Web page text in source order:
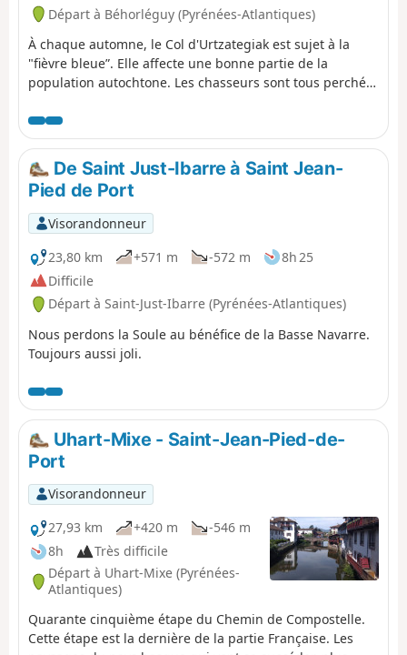
Départ à Béhorléguy (Pyrénées-Atlantiques)
À chaque automne, le Col d'Urtzategiak est sujet à la
"fièvre bleue”. Elle affecte une bonne partie de la
population autochtone. Les chasseurs sont tous perchés
la palombe.
De Saint Just-Ibarre à Saint Jean-
Pied de Port
Visorandonneur
23,80 km
+571 m -572 m
8h 25
Difficile
Départ à Saint-Just-Ibarre (Pyrénées-Atlantiques)
Nous perdons la Soule au bénéfice de la Basse Navarre.
Toujours aussi joli.
Uhart-Mixe - Saint-Jean-Pied-de-
Port
Visorandonneur
27,93 km
+420 m
-546 m
8h
Très difficile
Départ à Uhart-Mixe (Pyrénées-
Atlantiques)
Quarante cinquième étape du Chemin de Compostelle.
Cette étape est la dernière de la partie Française. Les